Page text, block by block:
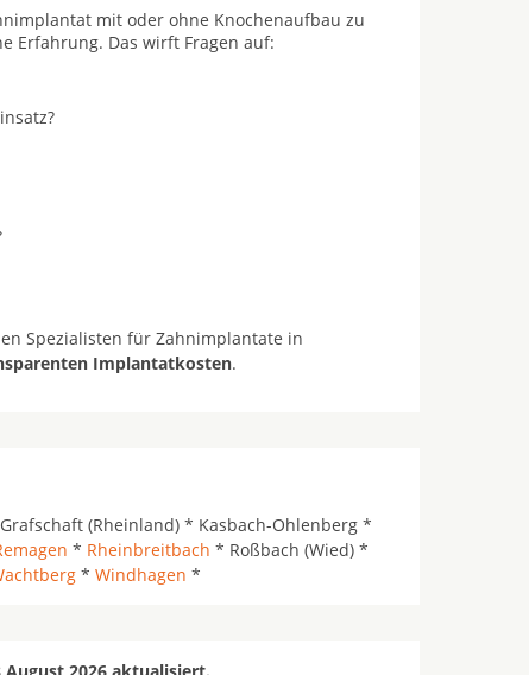
mit oder ohne Knochenaufbau zu
Erfahrung. Das wirft Fragen auf:
Spezialisten für Zahnimplantate in
Implantatkosten.
(Rheinland) * Kasbach-Ohlenberg *
* Rheinbreitbach * Roßbach (Wied) *
* Windhagen *